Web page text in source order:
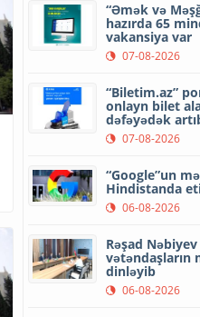
“Əmək və
hazırda 65
vakansiya var
07-08-2026
“Biletim.az”
onlayn bilet
dəfəyədək
07-08-2026
“Google”un
Hindistanda
06-08-2026
Rəşad
vətəndaşların
dinləyib
06-08-2026